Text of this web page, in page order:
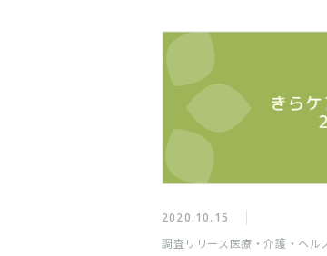
2020.10.15
調査リリース医療・介護・ヘル